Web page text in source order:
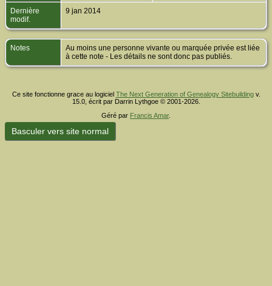
Dernière
modif.
9 jan 2014
Notes
Au moins une personne vivante ou marquée privée est liée
à cette note - Les détails ne sont donc pas publiés.
Ce site fonctionne grace au logiciel The Next Generation of Genealogy Sitebuildingv.
15.0, écrit par Darrin Lythgoe © 2001-2026.
Géré par Francis Amar.
Basculer vers site normal